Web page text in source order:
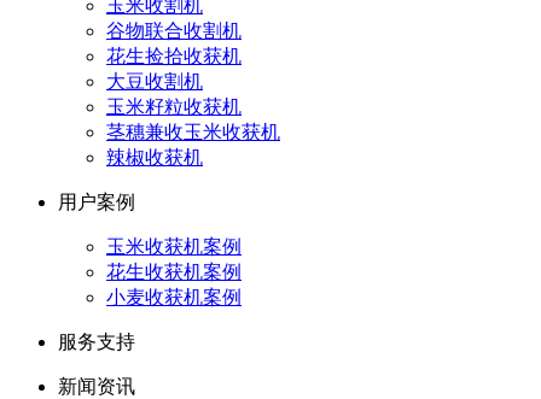
玉米收割机
谷物联合收割机
花生捡拾收获机
大豆收割机
玉米籽粒收获机
茎穗兼收玉米收获机
辣椒收获机
用户案例
玉米收获机案例
花生收获机案例
小麦收获机案例
服务支持
新闻资讯